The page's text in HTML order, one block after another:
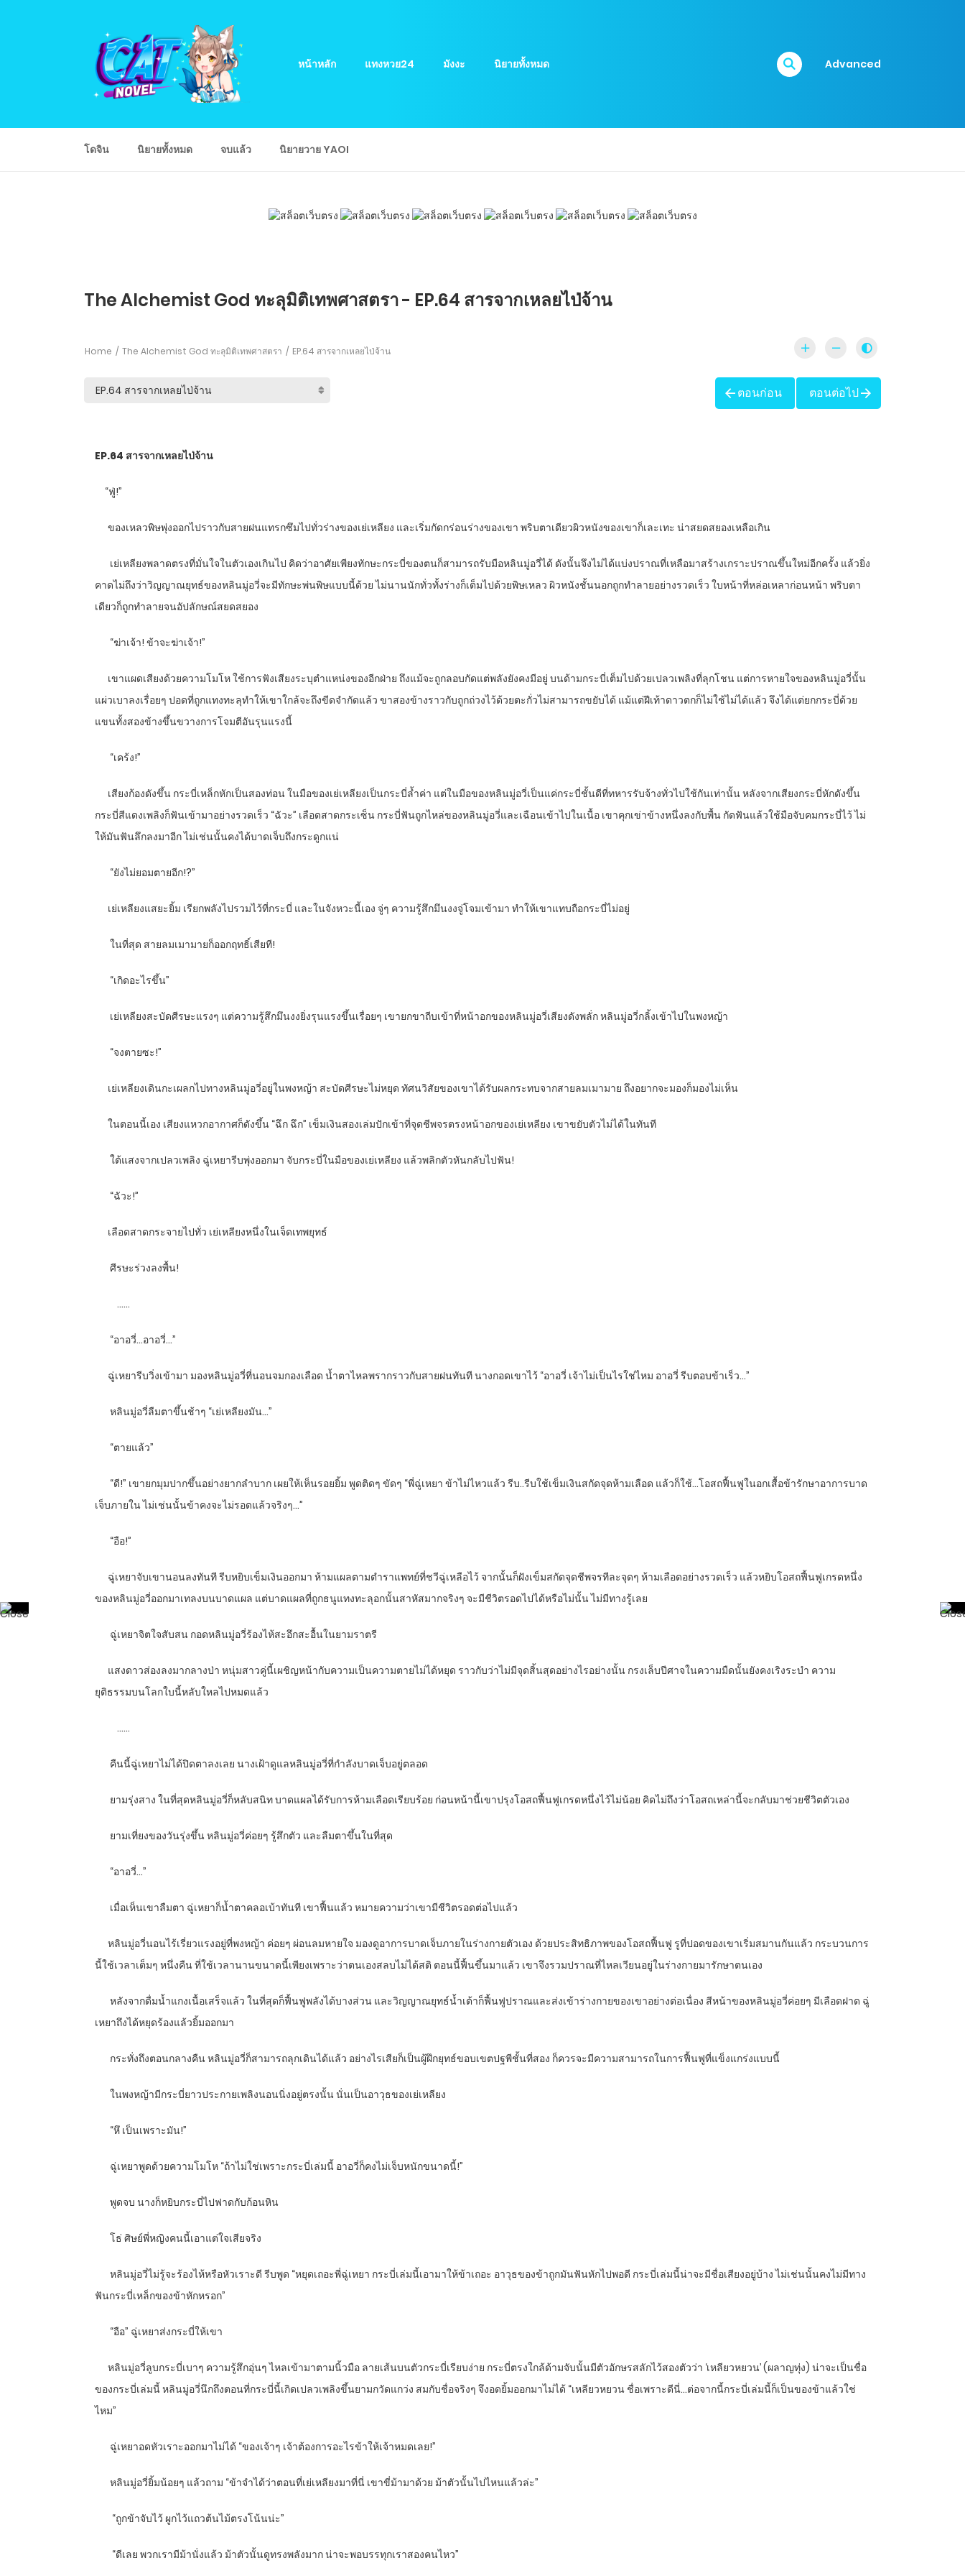
หน้าหลัก แทงหวย24 มังงะ นิยายทั้งหมด Advanced
โดจิน นิยายทั้งหมด จบแล้ว นิยายวาย YAOI
The Alchemist God ทะลุมิติเทพศาสตรา - EP.64 สารจากเหลยไป่จ้าน
Home The Alchemist God ทะลุมิติเทพศาสตรา EP.64 สารจากเหลยไป่จ้าน
ตอนก่อน ตอนต่อไป
EP.64 สารจากเหลยไป่จ้าน
“ฟู่!”
ของเหลวพิษพุ่งออกไปราวกับสายฝนแทรกซึมไปทั่วร่างของเย่เหลียง และเริ่มกัดกร่อนร่างของเขา พริบตาเดียวผิวหนังของเขาก็เละเทะ น่าสยดสยองเหลือเกิน
เย่เหลียงพลาดตรงที่มั่นใจในตัวเองเกินไป คิดว่าอาศัยเพียงทักษะกระบี่ของตนก็สามารถรับมือหลินมู่อวี่ได้ ดังนั้นจึงไม่ได้แบ่งปราณที่เหลือมาสร้างเกราะปราณขึ้นใหม่อีกครั้ง แล้วยิ่ง
คาดไม่ถึงว่าวิญญาณยุทธ์ของหลินมู่อวี่จะมีทักษะพ่นพิษแบบนี้ด้วย ไม่นานนักทั่วทั้งร่างก็เต็มไปด้วยพิษเหลว ผิวหนังชั้นนอกถูกทำลายอย่างรวดเร็ว ใบหน้าที่หล่อเหลาก่อนหน้า พริบตา
เดียวก็ถูกทำลายจนอัปลักษณ์สยดสยอง
“ฆ่าเจ้า! ข้าจะฆ่าเจ้า!”
เขาแผดเสียงด้วยความโมโห ใช้การฟังเสียงระบุตำแหน่งของอีกฝ่าย ถึงแม้จะถูกลอบกัดแต่พลังยังคงมีอยู่ บนด้ามกระบี่เต็มไปด้วยเปลวเพลิงที่ลุกโชน แต่การหายใจของหลินมู่อวี่นั้น
แผ่วเบาลงเรื่อยๆ ปอดที่ถูกแทงทะลุทำให้เขาใกล้จะถึงขีดจำกัดแล้ว ขาสองข้างราวกับถูกถ่วงไว้ด้วยตะกั่วไม่สามารถขยับได้ แม้แต่ฝีเท้าดาวตกก็ไม่ใช้ไม่ได้แล้ว จึงได้แต่ยกกระบี่ด้วย
แขนทั้งสองข้างขึ้นขวางการโจมตีอันรุนแรงนี้
“เคร้ง!”
เสียงก้องดังขึ้น กระบี่เหล็กหักเป็นสองท่อน ในมือของเย่เหลียงเป็นกระบี่ล้ำค่า แต่ในมือของหลินมู่อวี่เป็นแค่กระบี่ชั้นดีที่ทหารรับจ้างทั่วไปใช้กันเท่านั้น หลังจากเสียงกระบี่หักดังขึ้น
กระบี่สีแดงเพลิงก็ฟันเข้ามาอย่างรวดเร็ว “ฉัวะ” เลือดสาดกระเซ็น กระบี่ฟันถูกไหล่ของหลินมู่อวี่และเฉือนเข้าไปในเนื้อ เขาคุกเข่าข้างหนึ่งลงกับพื้น กัดฟันแล้วใช้มือจับคมกระบี่ไว้ ไม่
ให้มันฟันลึกลงมาอีก ไม่เช่นนั้นคงได้บาดเจ็บถึงกระดูกแน่
“ยังไม่ยอมตายอีก!?”
เย่เหลียงแสยะยิ้ม เรียกพลังไปรวมไว้ที่กระบี่ และในจังหวะนี้เอง จู่ๆ ความรู้สึกมึนงงจู่โจมเข้ามา ทำให้เขาแทบถือกระบี่ไม่อยู่
ในที่สุด สายลมเมามายก็ออกฤทธิ์เสียที!
“เกิดอะไรขึ้น”
เย่เหลียงสะบัดศีรษะแรงๆ แต่ความรู้สึกมึนงงยิ่งรุนแรงขึ้นเรื่อยๆ เขายกขาถีบเข้าที่หน้าอกของหลินมู่อวี่เสียงดังพลั่ก หลินมู่อวี่กลิ้งเข้าไปในพงหญ้า
“จงตายซะ!”
เย่เหลียงเดินกะเผลกไปทางหลินมู่อวี่อยู่ในพงหญ้า สะบัดศีรษะไม่หยุด ทัศนวิสัยของเขาได้รับผลกระทบจากสายลมเมามาย ถึงอยากจะมองก็มองไม่เห็น
ในตอนนี้เอง เสียงแหวกอากาศก็ดังขึ้น “ฉึก ฉึก” เข็มเงินสองเล่มปักเข้าที่จุดชีพจรตรงหน้าอกของเย่เหลียง เขาขยับตัวไม่ได้ในทันที
ใต้แสงจากเปลวเพลิง ฉู่เหยารีบพุ่งออกมา จับกระบี่ในมือของเย่เหลียง แล้วพลิกตัวหันกลับไปฟัน!
“ฉัวะ!”
เลือดสาดกระจายไปทั่ว เย่เหลียงหนึ่งในเจ็ดเทพยุทธ์
ศีรษะร่วงลงพื้น!
……
“อาอวี่…อาอวี่…”
ฉู่เหยารีบวิ่งเข้ามา มองหลินมู่อวี่ที่นอนจมกองเลือด น้ำตาไหลพรากราวกับสายฝนทันที นางกอดเขาไว้ “อาอวี่ เจ้าไม่เป็นไรใช่ไหม อาอวี่ รีบตอบข้าเร็ว…”
หลินมู่อวี่ลืมตาขึ้นช้าๆ “เย่เหลียงมัน…”
“ตายแล้ว”
“ดี!” เขายกมุมปากขึ้นอย่างยากลำบาก เผยให้เห็นรอยยิ้ม พูดติดๆ ขัดๆ “พี่ฉู่เหยา ข้าไม่ไหวแล้ว รีบ..รีบใช้เข็มเงินสกัดจุดห้ามเลือด แล้วก็ใช้…โอสถฟื้นฟูในอกเสื้อข้ารักษาอาการบาด
เจ็บภายใน ไม่เช่นนั้นข้าคงจะไม่รอดแล้วจริงๆ…”
“อือ!”
ฉู่เหยาจับเขานอนลงทันที รีบหยิบเข็มเงินออกมา ห้ามแผลตามตำราแพทย์ที่ชวีฉู่เหลือไว้ จากนั้นก็ฝังเข็มสกัดจุดชีพจรทีละจุดๆ ห้ามเลือดอย่างรวดเร็ว แล้วหยิบโอสถฟื้นฟูเกรดหนึ่ง
ของหลินมู่อวี่ออกมาเทลงบนบาดแผล แต่บาดแผลที่ถูกธนูแทงทะลุอกนั้นสาหัสมากจริงๆ จะมีชีวิตรอดไปได้หรือไม่นั้น ไม่มีทางรู้เลย
ฉู่เหยาจิตใจสับสน กอดหลินมู่อวี่ร้องไห้สะอึกสะอื้นในยามราตรี
แสงดาวส่องลงมากลางป่า หนุ่มสาวคู่นี้เผชิญหน้ากับความเป็นความตายไม่ได้หยุด ราวกับว่าไม่มีจุดสิ้นสุดอย่างไรอย่างนั้น กรงเล็บปีศาจในความมืดนั้นยังคงเริงระบำ ความ
ยุติธรรมบนโลกใบนี้หลับใหลไปหมดแล้ว
……
คืนนี้ฉู่เหยาไม่ได้ปิดตาลงเลย นางเฝ้าดูแลหลินมู่อวี่ที่กำลังบาดเจ็บอยู่ตลอด
ยามรุ่งสาง ในที่สุดหลินมู่อวี่ก็หลับสนิท บาดแผลได้รับการห้ามเลือดเรียบร้อย ก่อนหน้านี้เขาปรุงโอสถฟื้นฟูเกรดหนึ่งไว้ไม่น้อย คิดไม่ถึงว่าโอสถเหล่านี้จะกลับมาช่วยชีวิตตัวเอง
ยามเที่ยงของวันรุ่งขึ้น หลินมู่อวี่ค่อยๆ รู้สึกตัว และลืมตาขึ้นในที่สุด
“อาอวี่…”
เมื่อเห็นเขาลืมตา ฉู่เหยาก็น้ำตาคลอเบ้าทันที เขาฟื้นแล้ว หมายความว่าเขามีชีวิตรอดต่อไปแล้ว
หลินมู่อวี่นอนไร้เรี่ยวแรงอยู่ที่พงหญ้า ค่อยๆ ผ่อนลมหายใจ มองดูอาการบาดเจ็บภายในร่างกายตัวเอง ด้วยประสิทธิภาพของโอสถฟื้นฟู รูที่ปอดของเขาเริ่มสมานกันแล้ว กระบวนการ
นี้ใช้เวลาเต็มๆ หนึ่งคืน ที่ใช้เวลานานขนาดนี้เพียงเพราะว่าตนเองสลบไม่ได้สติ ตอนนี้ฟื้นขึ้นมาแล้ว เขาจึงรวมปราณที่ไหลเวียนอยู่ในร่างกายมารักษาตนเอง
หลังจากดื่มน้ำแกงเนื้อเสร็จแล้ว ในที่สุดก็ฟื้นฟูพลังได้บางส่วน และวิญญาณยุทธ์น้ำเต้าก็ฟื้นฟูปราณและส่งเข้าร่างกายของเขาอย่างต่อเนื่อง สีหน้าของหลินมู่อวี่ค่อยๆ มีเลือดฝาด ฉู่
เหยาถึงได้หยุดร้องแล้วยิ้มออกมา
กระทั่งถึงตอนกลางคืน หลินมู่อวี่ก็สามารถลุกเดินได้แล้ว อย่างไรเสียก็เป็นผู้ฝึกยุทธ์ขอบเขตปฐพีชั้นที่สอง ก็ควรจะมีความสามารถในการฟื้นฟูที่แข็งแกร่งแบบนี้
ในพงหญ้ามีกระบี่ยาวประกายเพลิงนอนนิ่งอยู่ตรงนั้น นั่นเป็นอาวุธของเย่เหลียง
“หึ เป็นเพราะมัน!”
ฉู่เหยาพูดด้วยความโมโห “ถ้าไม่ใช่เพราะกระบี่เล่มนี้ อาอวี่ก็คงไม่เจ็บหนักขนาดนี้!”
พูดจบ นางก็หยิบกระบี่ไปฟาดกับก้อนหิน
โธ่ ศิษย์พี่หญิงคนนี้เอาแต่ใจเสียจริง
หลินมู่อวี่ไม่รู้จะร้องไห้หรือหัวเราะดี รีบพูด “หยุดเถอะพี่ฉู่เหยา กระบี่เล่มนี้เอามาให้ข้าเถอะ อาวุธของข้าถูกมันฟันหักไปพอดี กระบี่เล่มนี้น่าจะมีชื่อเสียงอยู่บ้าง ไม่เช่นนั้นคงไม่มีทาง
ฟันกระบี่เหล็กของข้าหักหรอก”
“อือ” ฉู่เหยาส่งกระบี่ให้เขา
หลินมู่อวี่ลูบกระบี่เบาๆ ความรู้สึกอุ่นๆ ไหลเข้ามาตามนิ้วมือ ลายเส้นบนตัวกระบี่เรียบง่าย กระบี่ตรงใกล้ด้ามจับนั้นมีตัวอักษรสลักไว้สองตัวว่า ‘เหลียวหยวน’ (ผลาญทุ่ง) น่าจะเป็นชื่อ
ของกระบี่เล่มนี้ หลินมู่อวี่นึกถึงตอนที่กระบี่นี้เกิดเปลวเพลิงขึ้นยามกวัดแกว่ง สมกับชื่อจริงๆ จึงอดยิ้มออกมาไม่ได้ “เหลียวหยวน ชื่อเพราะดีนี่…ต่อจากนี้กระบี่เล่มนี้ก็เป็นของข้าแล้วใช่
ไหม”
ฉู่เหยาอดหัวเราะออกมาไม่ได้ “ของเจ้าๆ เจ้าต้องการอะไรข้าให้เจ้าหมดเลย!”
หลินมู่อวี่ยิ้มน้อยๆ แล้วถาม “ข้าจำได้ว่าตอนที่เย่เหลียงมาที่นี่ เขาขี่ม้ามาด้วย ม้าตัวนั้นไปไหนแล้วล่ะ”
“ถูกข้าจับไว้ ผูกไว้แถวต้นไม้ตรงโน้นน่ะ”
“ดีเลย พวกเรามีม้านั่งแล้ว ม้าตัวนั้นดูทรงพลังมาก น่าจะพอบรรทุกเราสองคนไหว”